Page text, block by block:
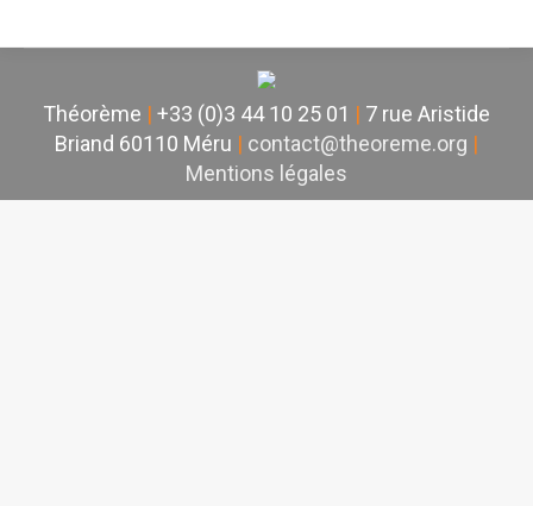
Théorème | +33 (0)3 44 10 25 01 | 7 rue Aristide
Briand 60110 Méru | contact@theoreme.org |
Mentions légales